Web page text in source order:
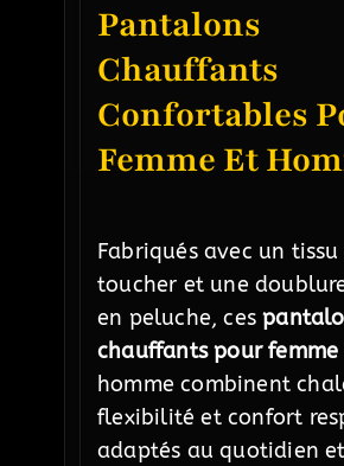
Pantalons
Chauffants
Confortables
Femme Et
Fabriqués avec un
toucher et une
en peluche, ces
chauffants pour femme
homme combinent
flexibilité et confort
adaptés au quotidien